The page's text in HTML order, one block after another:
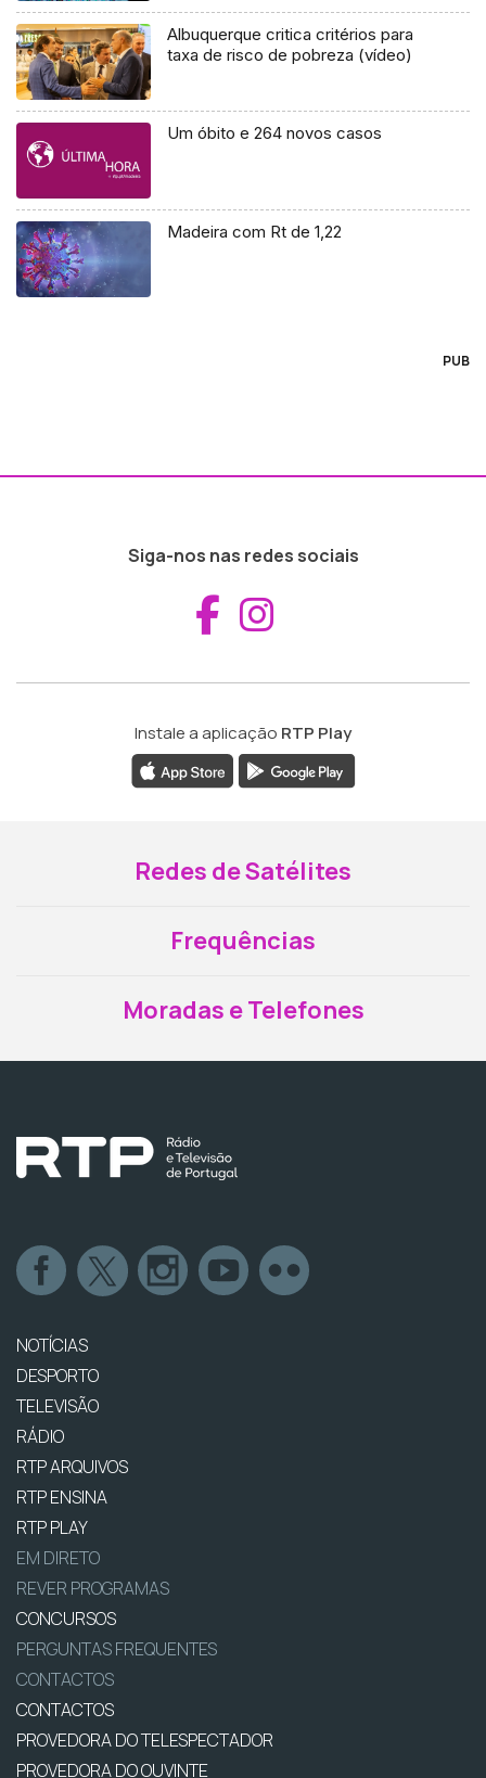
Albuquerque critica critérios para
taxa de risco de pobreza (vídeo)
Um óbito e 264 novos casos
Madeira com Rt de 1,22
PUB
Siga-nos nas redes sociais
Aceder ao
Instale a aplicação RTP Play
Redes de Satélites
Frequências
Moradas e Telefones
NOTÍCIAS
DESPORTO
TELEVISÃO
RÁDIO
RTP ARQUIVOS
RTP ENSINA
RTP PLAY
EM DIRETO
REVER PROGRAMAS
CONCURSOS
PERGUNTAS FREQUENTES
CONTACTOS
CONTACTOS
PROVEDORA DO TELESPECTADOR
PROVEDORA DO OUVINTE